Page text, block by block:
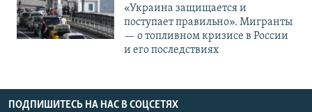
«Украина защищается и
поступает правильно». Мигранты
— о топливном кризисе в России
и его последствиях
ПОДПИШИТЕСЬ НА НАС В СОЦСЕТЯХ